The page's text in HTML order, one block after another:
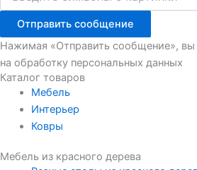
Отправить сообщение
Нажимая «Отправить сообщение», вы
на обработку персональных данных
Каталог товаров
Мебель
Интерьер
Ковры
Мебель из красного дерева